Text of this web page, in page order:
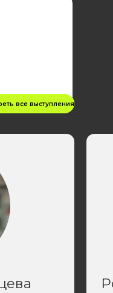
все выступления